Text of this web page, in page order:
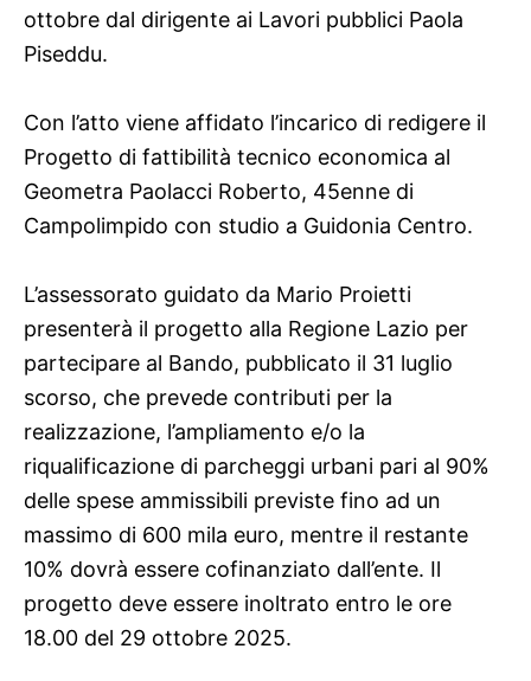
ottobre dal dirigente ai Lavori pubblici Paola
Piseddu.
Con l’atto viene affidato l’incarico di redigere il
Progetto di fattibilità tecnico economica al
Geometra Paolacci Roberto, 45enne di
Campolimpido con studio a Guidonia Centro.
L’assessorato guidato da Mario Proietti
presenterà il progetto alla Regione Lazio per
partecipare al Bando, pubblicato il 31 luglio
scorso, che prevede contributi per la
realizzazione, l’ampliamento e/o la
riqualificazione di parcheggi urbani pari al 90%
delle spese ammissibili previste fino ad un
massimo di 600 mila euro, mentre il restante
10% dovrà essere cofinanziato dall’ente. Il
progetto deve essere inoltrato entro le ore
18.00 del 29 ottobre 2025.